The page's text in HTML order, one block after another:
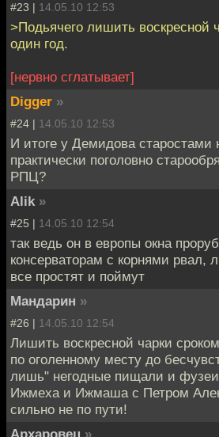
#23 | 14.05.10 12:53
>Подьячего лишить воскресной
один год.
[нервно сглатывает]
Digger »
#24 | 14.05.10 12:53
И итоге у Демидова старостами
практически поголовно
РПЦ?
Alik »
#25 | 14.05.10 12:54
так ведь он в европы окна
консерваторам с корнями рвал,
все простят и поймут
Мандарин »
#26 | 14.05.10 12:54
Лишить воскресной чарки
по оголенному месту до
лишь" негодные пищали и
Ижмеха и Ижмаша с Петром
сильно не по пути!